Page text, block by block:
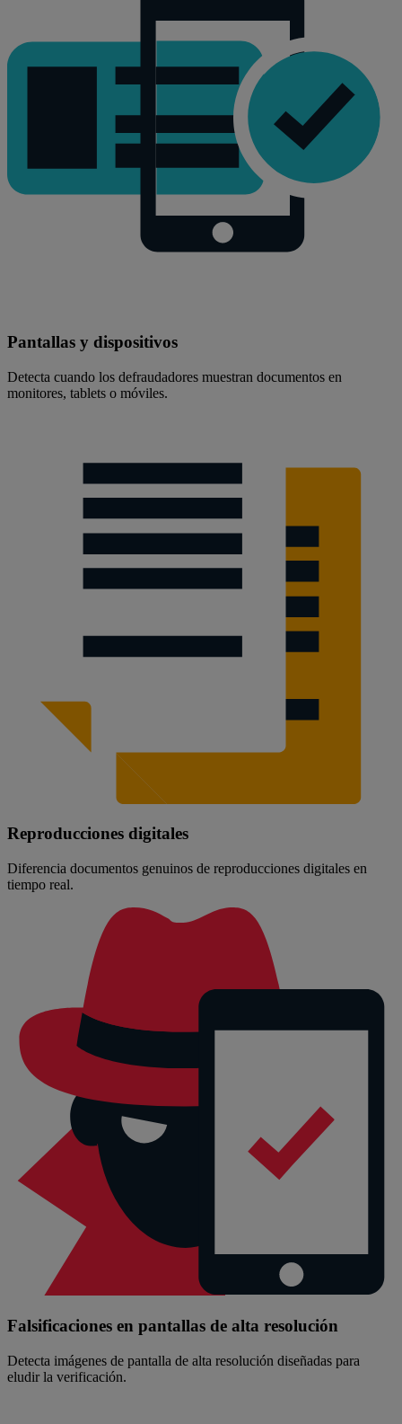
Pantallas y dispositivos
Detecta cuando los defraudadores muestran documentos en
monitores, tablets o móviles.
Reproducciones digitales
Diferencia documentos genuinos de reproducciones digitales en
tiempo real.
Falsificaciones en pantallas de alta resolución
Detecta imágenes de pantalla de alta resolución diseñadas para
eludir la verificación.